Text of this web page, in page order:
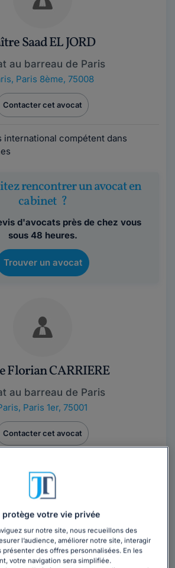
Saad EL JORD
au barreau de Paris
, Paris 8ème, 75008
Contacter cet avocat
international compétent dans
rencontrer un avocat en
cabinet ?
d'avocats près de chez vous
sous 48 heures.
Trouver un avocat
Florian CARRIERE
au barreau de Paris
, Paris 1er, 75001
Contacter cet avocat
votre vie privée
sur notre site, nous recueillons des
l’audience, améliorer notre site, interagir
présenter des offres personnalisées. En les
votre navigation sera simplifiée.